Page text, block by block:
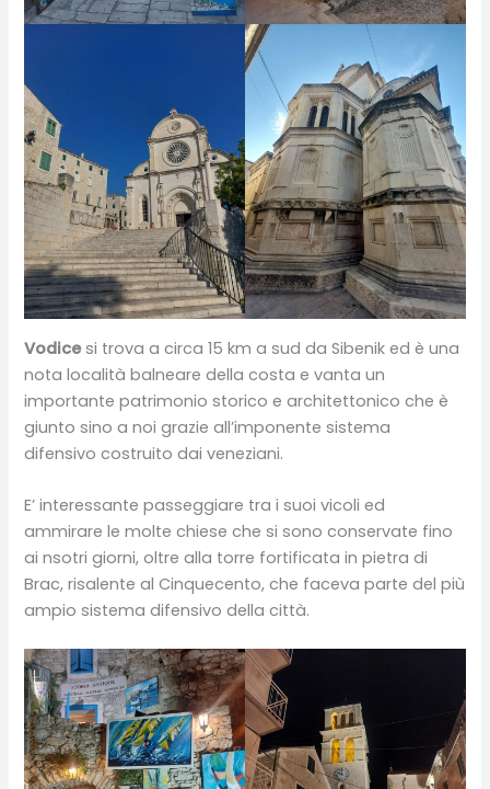
Vodicesi trova a circa 15 km a sud da Sibenik ed è una
nota località balneare della costa e vanta un
importante patrimonio storico e architettonico che è
giunto sino a noi grazie all’imponente sistema
difensivo costruito dai veneziani.
E’ interessante passeggiare tra i suoi vicoli ed
ammirare le molte chiese che si sono conservate fino
ai nsotri giorni, oltre alla torre fortificata in pietra di
Brac, risalente al Cinquecento, che faceva parte del più
ampio sistema difensivo della città.